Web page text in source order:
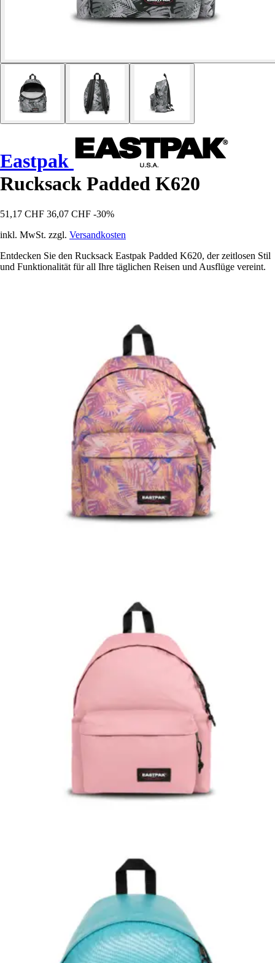
Eastpak
Rucksack Padded K620
51,17 CHF 36,07 CHF -30%
inkl. MwSt. zzgl. Versandkosten
Entdecken Sie den Rucksack Eastpak Padded K620, der zeitlosen Stil
und Funktionalität für all Ihre täglichen Reisen und Ausflüge vereint.